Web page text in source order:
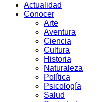
Actualidad
Conocer
Arte
Aventura
Ciencia
Cultura
Historia
Naturaleza
Política
Psicología
Salud